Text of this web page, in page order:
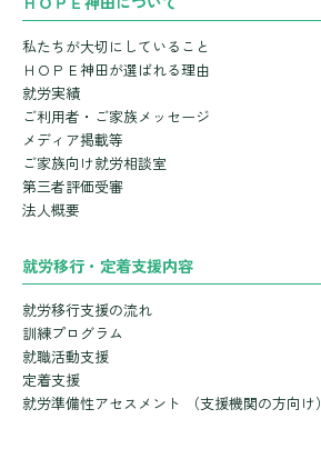
私たちが大切にしていること
ＨＯＰＥ神田が選ばれる理由
就労実績
ご利用者・ご家族メッセージ
メディア掲載等
ご家族向け就労相談室
第三者評価受審
法人概要
就労移行・定着支援内容
就労移行支援の流れ
訓練プログラム
就職活動支援
定着支援
就労準備性アセスメント
（支援機関の方向け）